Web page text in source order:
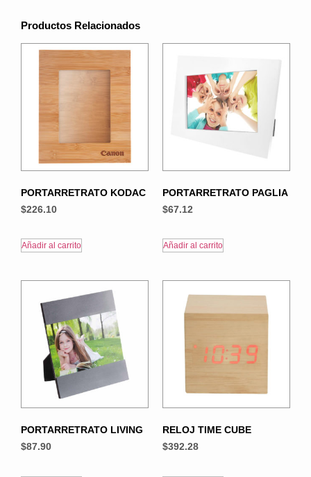
Productos Relacionados
PORTARRETRATO KODAC
$226.10
Añadir al carrito
PORTARRETRATO PAGLIA
$67.12
Añadir al carrito
PORTARRETRATO LIVING
$87.90
RELOJ TIME CUBE
$392.28